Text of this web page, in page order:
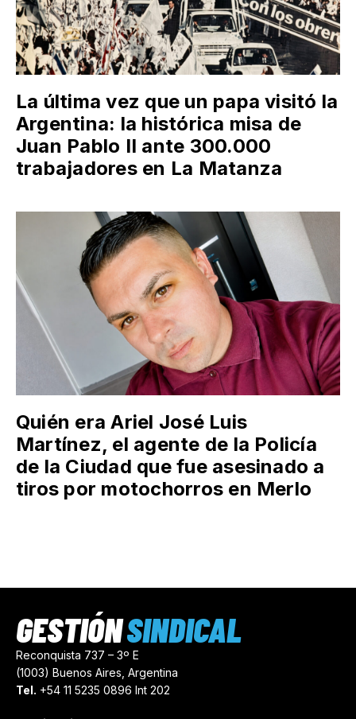
La última vez que un papa visitó la
Argentina: la histórica misa de
Juan Pablo II ante 300.000
trabajadores en La Matanza
Quién era Ariel José Luis
Martínez, el agente de la Policía
de la Ciudad que fue asesinado a
tiros por motochorros en Merlo
Reconquista 737 – 3º E
(1003) Buenos Aires, Argentina
Tel. +54 11 5235 0896 Int 202
GESTIÓNSINDICAL